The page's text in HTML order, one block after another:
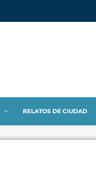
RELATOS DE CIUDAD